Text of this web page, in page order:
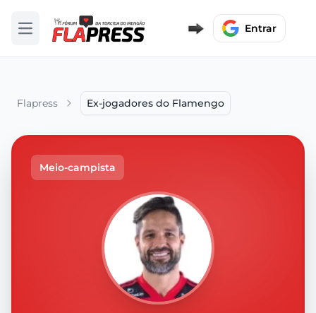
Abrir menu Entrar
Flapress Ex-jogadores do Flamengo
Meio-campista